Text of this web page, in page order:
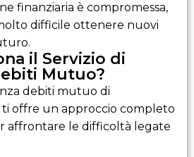
finanziaria è compromessa,
difficile ottenere nuovi
il Servizio di
Mutuo?
debiti mutuo di
ti offre un approccio completo
affrontare le difficoltà legate